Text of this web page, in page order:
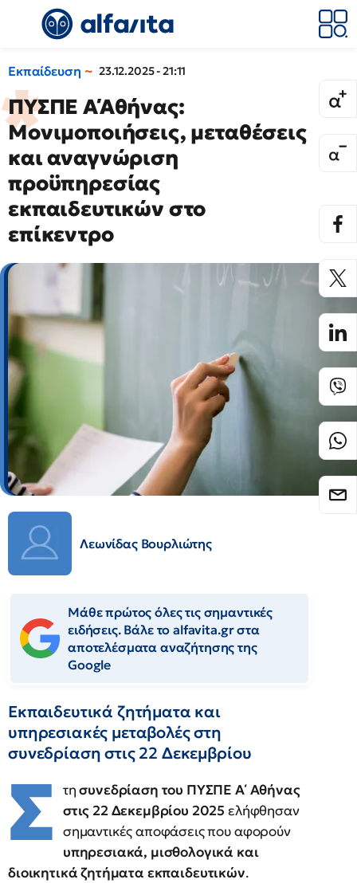
Εκπαίδευση 23.12.2025 - 21:11
ΠΥΣΠΕ Α΄Αθήνας:
Μονιμοποιήσεις, μεταθέσεις
και αναγνώριση
προϋπηρεσίας
εκπαιδευτικών στο
επίκεντρο
Λεωνίδας Βουρλιώτης
Μάθε πρώτος όλες τις σημαντικές
ειδήσεις. Βάλε το alfavita.gr στα
αποτελέσματα αναζήτησης της
Google
Εκπαιδευτικά ζητήματα και
υπηρεσιακές μεταβολές στη
συνεδρίαση στις 22 Δεκεμβρίου
Σ τησυνεδρίαση του ΠΥΣΠΕ Α΄ Αθήνας
στις 22 Δεκεμβρίου 2025 ελήφθησαν
σημαντικές αποφάσεις που αφορούν
υπηρεσιακά, μισθολογικά και
διοικητικά ζητήματα εκπαιδευτικών.